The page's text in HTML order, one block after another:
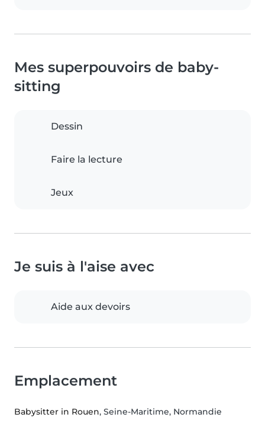
Mes superpouvoirs de baby-
sitting
Dessin
Faire la lecture
Jeux
Je suis à l'aise avec
Aide aux devoirs
Emplacement
Babysitter in Rouen, Seine-Maritime, Normandie